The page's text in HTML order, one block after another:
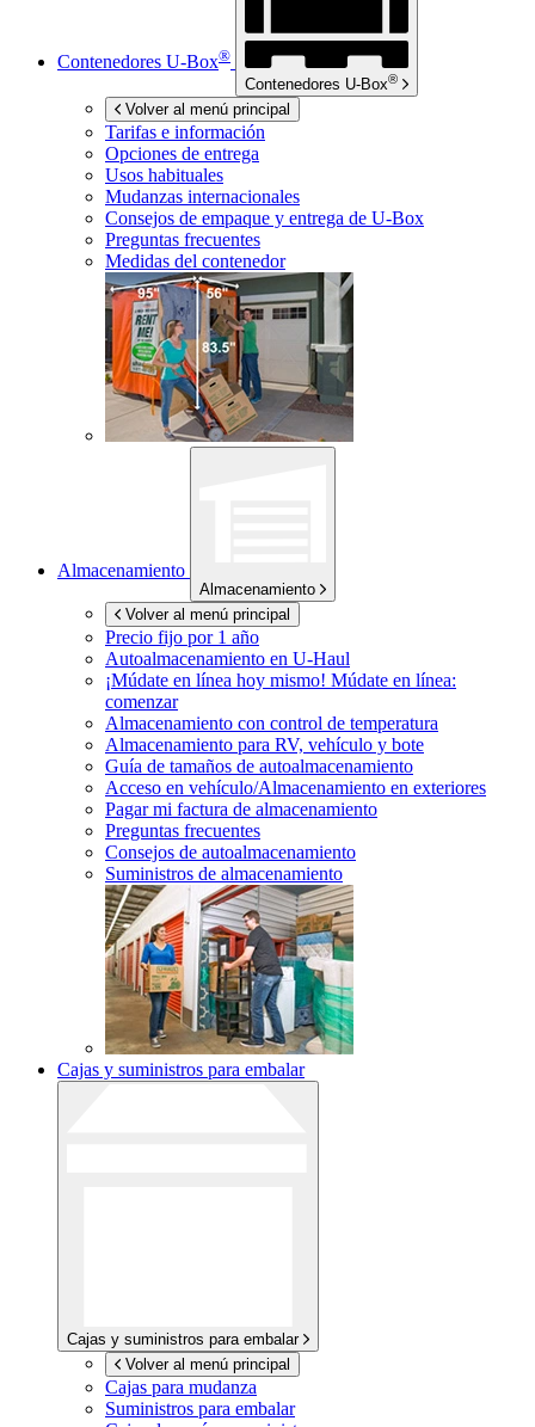
Contenedores U-Box®
Contenedores U-Box®
Volver al menú principal
Tarifas e información
Opciones de entrega
Usos habituales
Mudanzas internacionales
Consejos de empaque y entrega de U-Box
Preguntas frecuentes
Medidas del contenedor
Almacenamiento
Almacenamiento
Volver al menú principal
Precio fijo por 1 año
Autoalmacenamiento en U-Haul
¡Múdate en línea hoy mismo! Múdate en línea:
comenzar
Almacenamiento con control de temperatura
Almacenamiento para RV, vehículo y bote
Guía de tamaños de autoalmacenamiento
Acceso en vehículo/Almacenamiento en exteriores
Pagar mi factura de almacenamiento
Preguntas frecuentes
Consejos de autoalmacenamiento
Suministros de almacenamiento
Cajas y suministros para embalar
Cajas y suministros para embalar
Volver al menú principal
Cajas para mudanza
Suministros para embalar